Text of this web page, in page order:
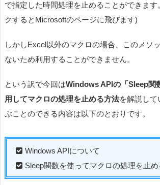
で指定した時間処理を止めることができます
クするとMicrosoftのページに飛びます)
しかしExcel以外のマクロの場合、このメソ
ないため利用することができません。
という訳で今回はWindows APIの「Sleep関
用してマクロの処理を止める方法を解説して
ぶことのできる内容は以下のとおりです。
Windows APIについて
Sleep関数を使ってマクロの処理を止